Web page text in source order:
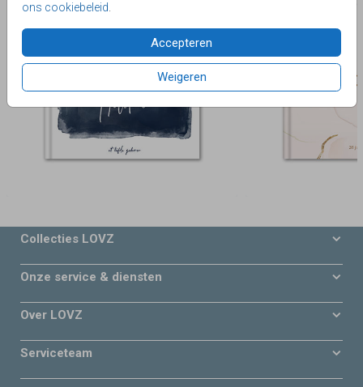
ons cookiebeleid
Accepteren
Weigeren
Collecties LOVZ
Onze service & diensten
Over LOVZ
Serviceteam